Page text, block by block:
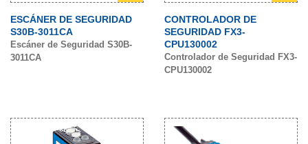
ESCÁNER DE SEGURIDAD
S30B-3011CA
Escáner de Seguridad S30B-
3011CA
CONTROLADOR DE
SEGURIDAD FX3-
CPU130002
Controlador de Seguridad FX3-
CPU130002